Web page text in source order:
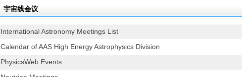
宇宙线会议
International Astronomy Meetings List
Calendar of AAS High Energy Astrophysics Division
PhysicsWeb Events